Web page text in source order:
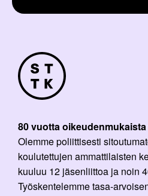
80 vuotta
Olemme poliittisesti
koulutettujen ammattilaisten
kuuluu 12 jäsenliittoa ja noin
Työskentelemme tasa-